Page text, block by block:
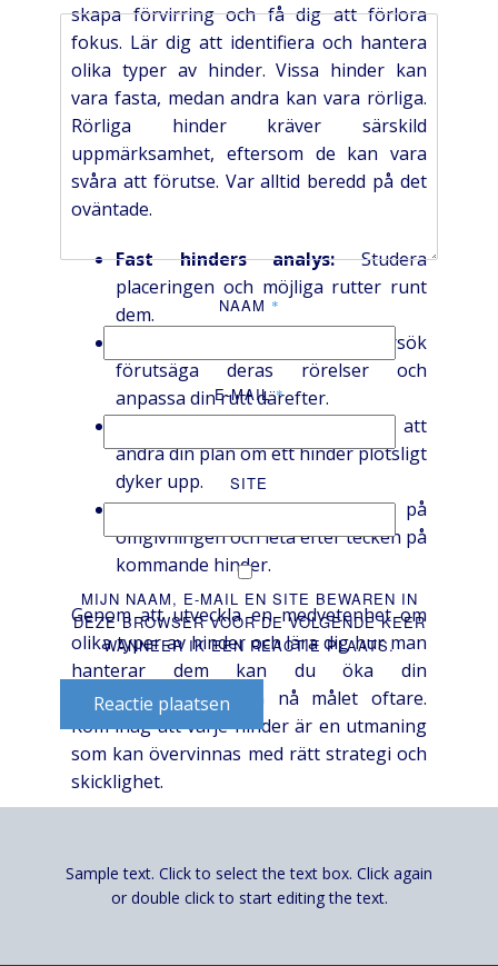
skapa förvirring och få dig att förlora
fokus. Lär dig att identifiera och hantera
olika typer av hinder. Vissa hinder kan
vara fasta, medan andra kan vara rörliga.
Rörliga hinder kräver särskild
uppmärksamhet, eftersom de kan vara
svåra att förutse. Var alltid beredd på det
oväntade.
Fast hinders analys:Studera
placeringen och möjliga rutter runt
dem.
Försök
förutsäga deras rörelser och
anpassa din rutt därefter.
Var beredd att
ändra din plan om ett hinder plötsligt
dyker upp.
Observation:Var uppmärksam på
omgivningen och leta efter tecken på
kommande hinder.
Genom att utveckla en medvetenhet om
olika typer av hinder och lära dig hur man
hanterar dem kan du öka din
överlevnadschans och nå målet oftare.
Kom ihåg att varje hinder är en utmaning
som kan övervinnas med rätt strategi och
skicklighet.
strategiska användning
Många versioner av spelet erbjuder
NAAM *
E-MAIL*
SITE
MIJN NAAM, E-MAIL EN SITE BEWAREN IN
DEZE BROWSER VOOR DE VOLGENDE KEER
WANNEER IK EEN REACTIE PLAATS.
Reactie plaatsen
Sample text. Click to select the text box. Click again
or double click to start editing the text.